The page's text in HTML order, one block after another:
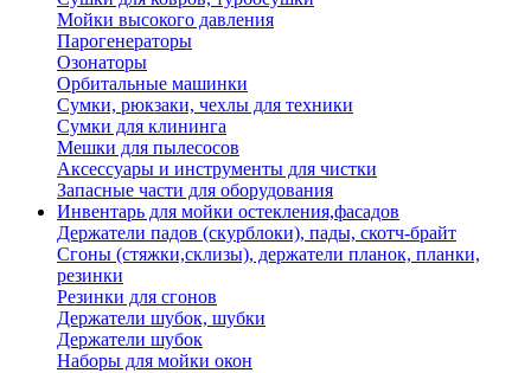
Мойки высокого давления
Парогенераторы
Озонаторы
Орбитальные машинки
Сумки, рюкзаки, чехлы для техники
Сумки для клининга
Мешки для пылесосов
Аксессуары и инструменты для чистки
Запасные части для оборудования
Инвентарь для мойки остекления,фасадов
Держатели падов (скурблоки), пады, скотч-брайт
Сгоны (стяжки,склизы), держатели планок, планки,
резинки
Резинки для сгонов
Держатели шубок, шубки
Держатели шубок
Наборы для мойки окон